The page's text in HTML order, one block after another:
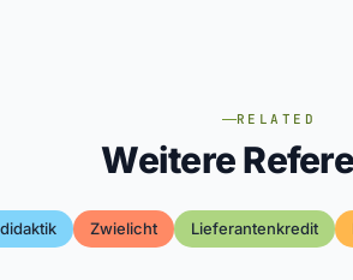
RELATED
Weitere
Zwielicht Lieferantenkredit